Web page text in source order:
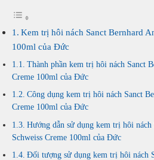
Kem trị hôi nách Sanct Bernhard
100ml của Đức
Thành phần kem trị hôi nách Sanct
Creme 100ml của Đức
Công dụng kem trị hôi nách Sanct
Creme 100ml của Đức
Hướng dẫn sử dụng kem trị hôi nách
Schweiss Creme 100ml của Đức
Đối tượng sử dụng kem trị hôi nách